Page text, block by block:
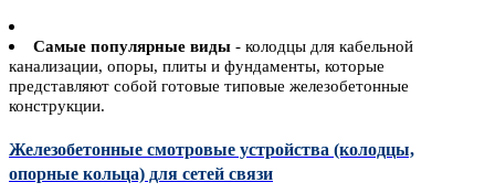
Самые популярные виды - колодцы для кабельной
канализации, опоры, плиты и фундаменты, которые
представляют собой готовые типовые железобетонные
конструкции.
Железобетонные смотровые устройства (колодцы,
опорные кольца) для сетей связи